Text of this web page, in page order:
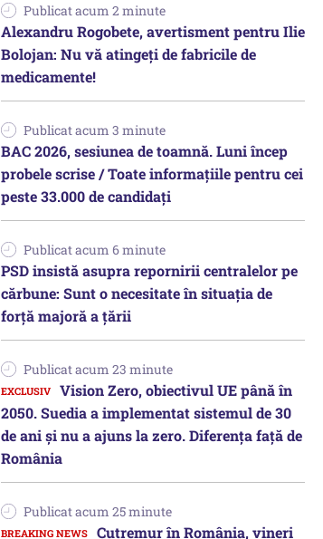
Publicat acum 2 minute
Alexandru Rogobete, avertisment pentru Ilie
Bolojan: Nu vă atingeți de fabricile de
medicamente!
Publicat acum 3 minute
BAC 2026, sesiunea de toamnă. Luni încep
probele scrise / Toate informațiile pentru cei
peste 33.000 de candidați
Publicat acum 6 minute
PSD insistă asupra repornirii centralelor pe
cărbune: Sunt o necesitate în situația de
forță majoră a țării
Publicat acum 23 minute
Vision Zero, obiectivul UE până în
2050. Suedia a implementat sistemul de 30
de ani şi nu a ajuns la zero. Diferenţa faţă de
România
Publicat acum 25 minute
Cutremur în România, vineri